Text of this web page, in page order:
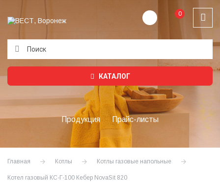
0
КАТАЛОГ
Продукция Прайс-листы
Главная Котлы Котлы газовые напольные
Котел газовый КС-Г-100 Кебер NovaSit 820